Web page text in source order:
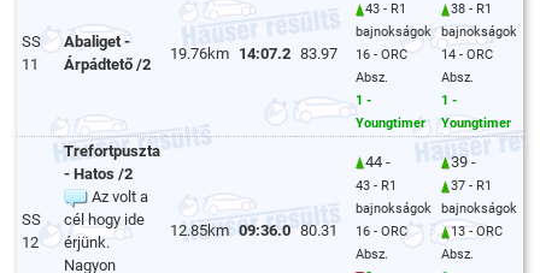
SS
11
Abaliget -
Árpádtető /2
19.76km 14:07.2 83.97
43 - R1
bajnokságok
16 - ORC
Absz.
1 -
Youngtimer
38 - R1
bajnokságok
14 - ORC
Absz.
1 -
Youngtimer
SS
12
Trefortpuszta
- Hatos /2
Az volt a
cél hogy ide
érjünk.
Nagyon
12.85km 09:36.0 80.31
44 -
43 - R1
bajnokságok
16 - ORC
Absz.
39 -
37 - R1
bajnokságok
13 - ORC
Absz.